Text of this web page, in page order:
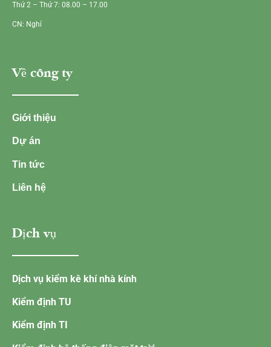
Thứ 2 – Thứ 7: 08.00 – 17.00
CN: Nghỉ
Về công ty
Giới thiệu
Dự án
Tin tức
Liên hệ
Dịch vụ
Dịch vụ kiểm kê khí nhà kính
Kiểm định TU
Kiểm định TI